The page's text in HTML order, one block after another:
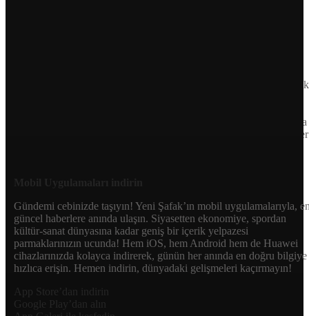
Tarafsız, dinamik ve derinlemesine habercilik anlayışıyla Yeni
bir yelpazede sunduğu haberlerle, hem Türkiye’de hem de dünyada
neler olup bittiğini anında öğrenin. Dijital platformlarıyla her an, her
Gündemi cebinizde taşıyın! Yeni Şafak’ın mobil uygulamalarıyla,
güncel haberlere anında ulaşın. Siyasetten ekonomiye, spordan
kültür-sanat dünyasına kadar geniş bir içerik yelpazesi
parmaklarınızın ucunda! Hem iOS, hem Android hem de Huawei
cihazlarınızda kolayca indirerek, günün her anında en doğru bilgiye
hızlıca erişin. Hemen indirin, dünyadaki gelişmeleri kaçırmayın!
App Store’dan indirin
Google Play’dan alın